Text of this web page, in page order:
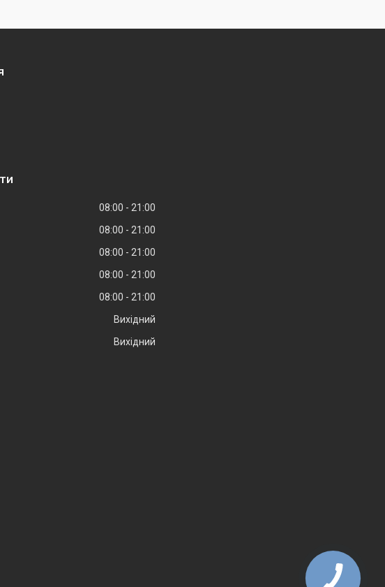
08:00
21:00
08:00
21:00
08:00
21:00
08:00
21:00
08:00
21:00
Вихідний
Вихідний